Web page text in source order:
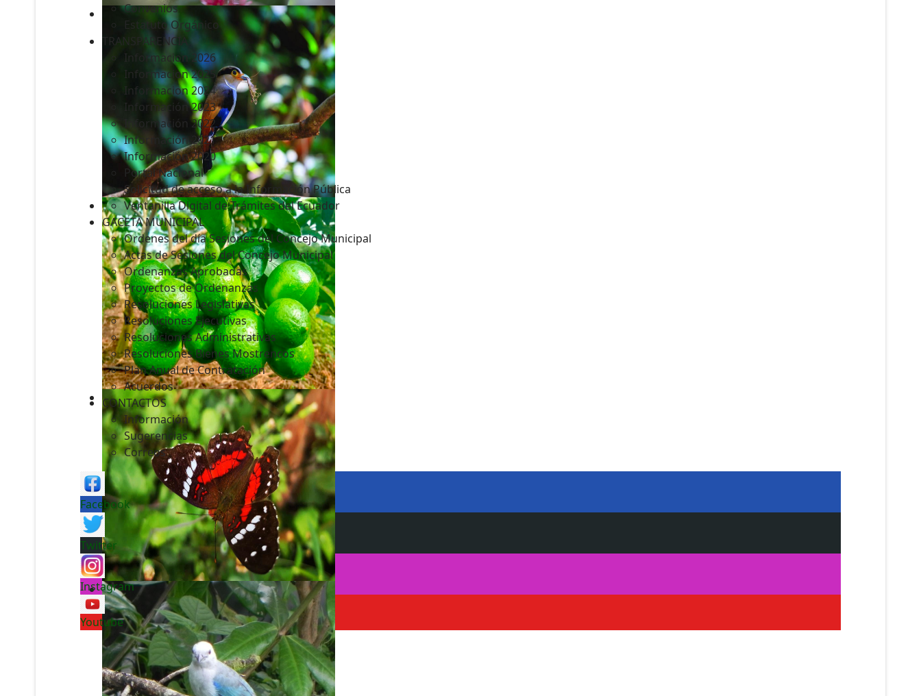
Convenios
Estatuto Orgánico
TRANSPARENCIA
Informacion 2026
Informacion 2025
Informacion 2024
Información 2023
Información 2022
Información 2021
Información 2020
Portal Nacional
Solicitud de acceso a la Información Pública
Ventanilla Digital de Trámites del Ecuador
GACETA MUNICIPAL
Ordenes del día Sesiones del Concejo Municipal
Actas de Sesiones del Concejo Municipal
Ordenanzas Aprobadas
Proyectos de Ordenanzas
Resoluciones Legislativas
Resoluciones Ejecutivas
Resoluciones Administrativas
Resoluciones Bienes Mostrencos
Plan Anual de Contratación
Acuerdos
CONTACTOS
Información
Sugerencias
Correos
Facebook
Twitter
Instagram
Youtube